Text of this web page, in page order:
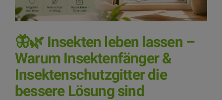
🦋🌿 Insekten leben lassen –
Warum Insektenfänger &
Insektenschutzgitter die
bessere Lösung sind